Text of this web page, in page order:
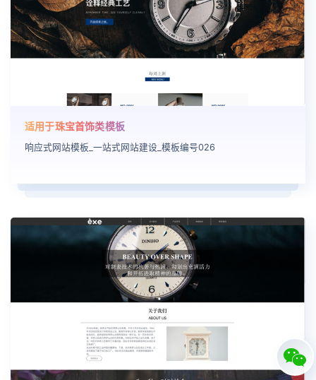
适用于珠宝首饰类模板
响应式网站模板_一站式网站建设_模板编号026